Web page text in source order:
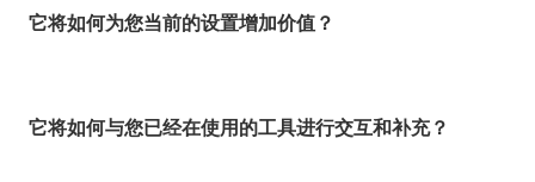
它将如何为您当前的设置增加价值？
它将如何与您已经在使用的工具进行交互和补充？